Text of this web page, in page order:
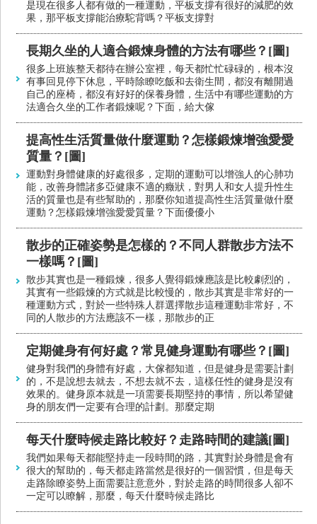
是現在很多人都有做的一種運動，平板支撐有很好的減肥的效
果，那平板支撐能治療駝背嗎？平板支撐對
長期久坐的人適合鍛煉身體的方法有哪些？[圖]
很多上班族整天都待在辦公室裡，每天都忙忙碌碌的，根本沒
有事回見停下休息，平時除瞭吃飯和去衛生間，都沒有離開過
自己的座椅，都沒有好好的保養身體，生活中有哪些運動的方
法適合久坐的工作者鍛煉呢？下面，給大傢
提高性生活質量做什麼運動？怎樣鍛煉增強愛愛
質量？[圖]
運動對身體健康的好處很多，定期的運動可以增強人的心肺功
能，改善身體諸多亞健康不適的癥狀，對男人和女人提升性生
活的質量也是有些幫助的，那麼你知道提高性生活質量做什麼
運動？怎樣鍛煉增強愛愛質量？下面優優小
散步的正確姿勢是怎樣的？不同人群散步方法不
一樣嗎？[圖]
散步其實也是一種鍛煉，很多人覺得鍛煉應該是比較劇烈的，
其實有一些鍛煉的方式就是比較慢的，散步其實是非常好的一
種運動方式，對於一些特殊人群選擇散步這種運動非常好，不
同的人散步的方法應該不一樣，那散步的正
定期健身有何好處？常見健身運動有哪些？[圖]
健身對我們的身體有好處，大傢都知道，但是健身是需要計劃
的，不是說想去就去，不想去就不去，這樣任性的健身是沒有
效果的。健身原本就是一項需要長期堅持的事情，所以希望健
身的朋友們一定要有合理的計劃。那麼定期
每天什麼時候走路比較好？走路時間的建議[圖]
我們如果每天都能堅持走一段時間的路，其實對於身體是會有
很大的幫助的，每天都走路當然是很好的一個習慣，但是每天
走路除瞭姿勢上面需要註意意外，對於走路的時間很多人卻不
一定可以瞭解，那麼，每天什麼時候走路比